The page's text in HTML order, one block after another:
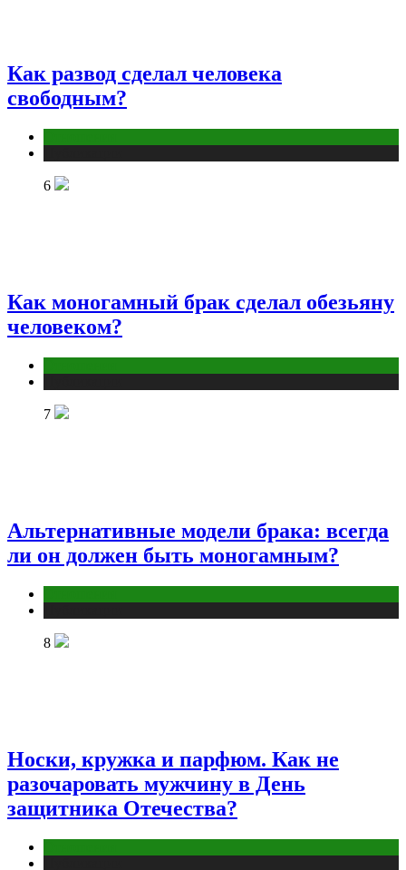
Как развод сделал человека
свободным?
6
Как моногамный брак сделал обезьяну
человеком?
7
Альтернативные модели брака: всегда
ли он должен быть моногамным?
8
Носки, кружка и парфюм. Как не
разочаровать мужчину в День
защитника Отечества?